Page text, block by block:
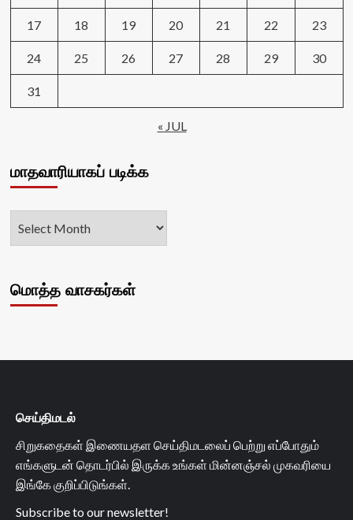
17 18 19 20 21 22 23
24 25 26 27 28 29 30
31
« JUL
மாதவாரியாகப் படிக்க
மொத்த வாசகர்கள்
செய்திமடல்
சிறுகதைகள் இணையதள செய்திமடலைப் பெற்று எப்போதும்
எங்களுடன் தொடர்பில் இருக்க உங்கள் மின்னஞ்சல் முகவரியை
இங்கே குறிப்பிடுங்கள்.
Subscribe to our newsletter!